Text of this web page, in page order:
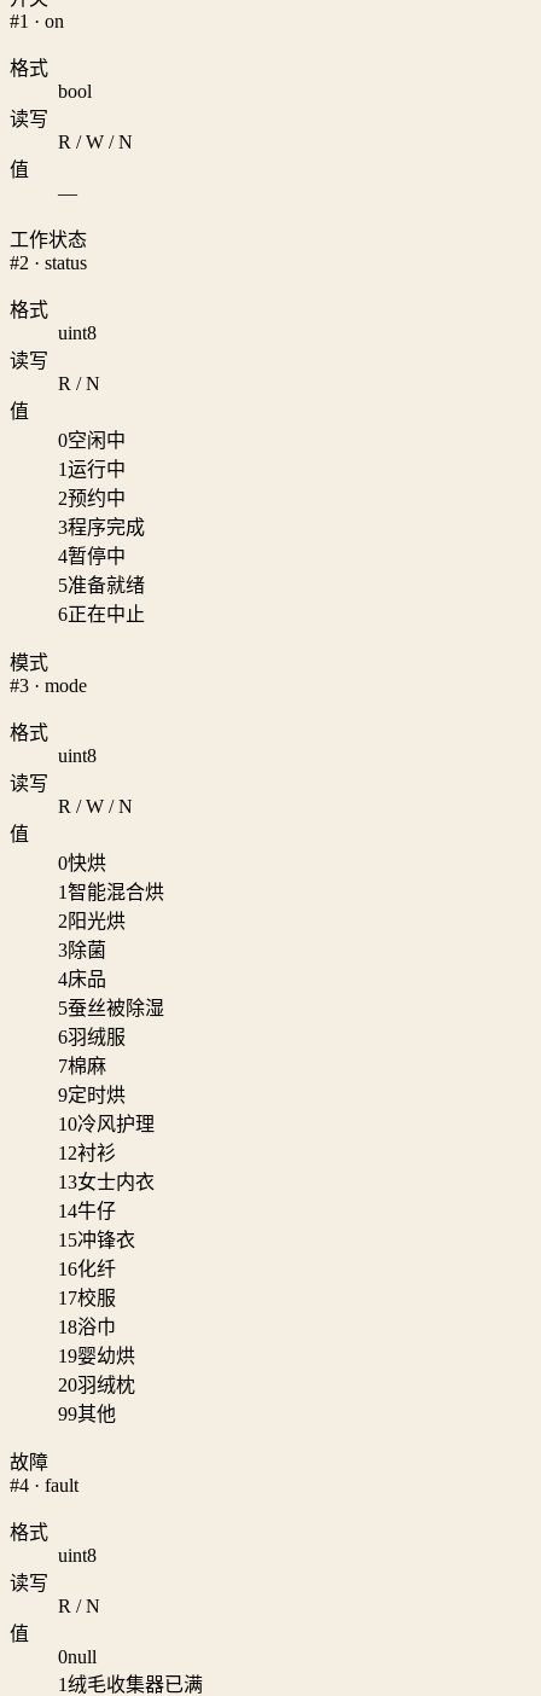
#1 · on
格式
bool
读写
R / W / N
值
—
工作状态
#2 · status
格式
uint8
读写
R / N
值
0空闲中
1运行中
2预约中
3程序完成
4暂停中
5准备就绪
6正在中止
模式
#3 · mode
格式
uint8
读写
R / W / N
值
0快烘
1智能混合烘
2 阳光烘
3除菌
4床品
5蚕丝被除湿
6羽绒服
7棉麻
9定时烘
10冷风护理
12衬衫
13女士内衣
14牛仔
15冲锋衣
16化纤
17校服
18浴巾
19婴幼烘
20羽绒枕
99其他
故障
#4 · fault
格式
uint8
读写
R / N
值
0null
1绒毛收集器已满